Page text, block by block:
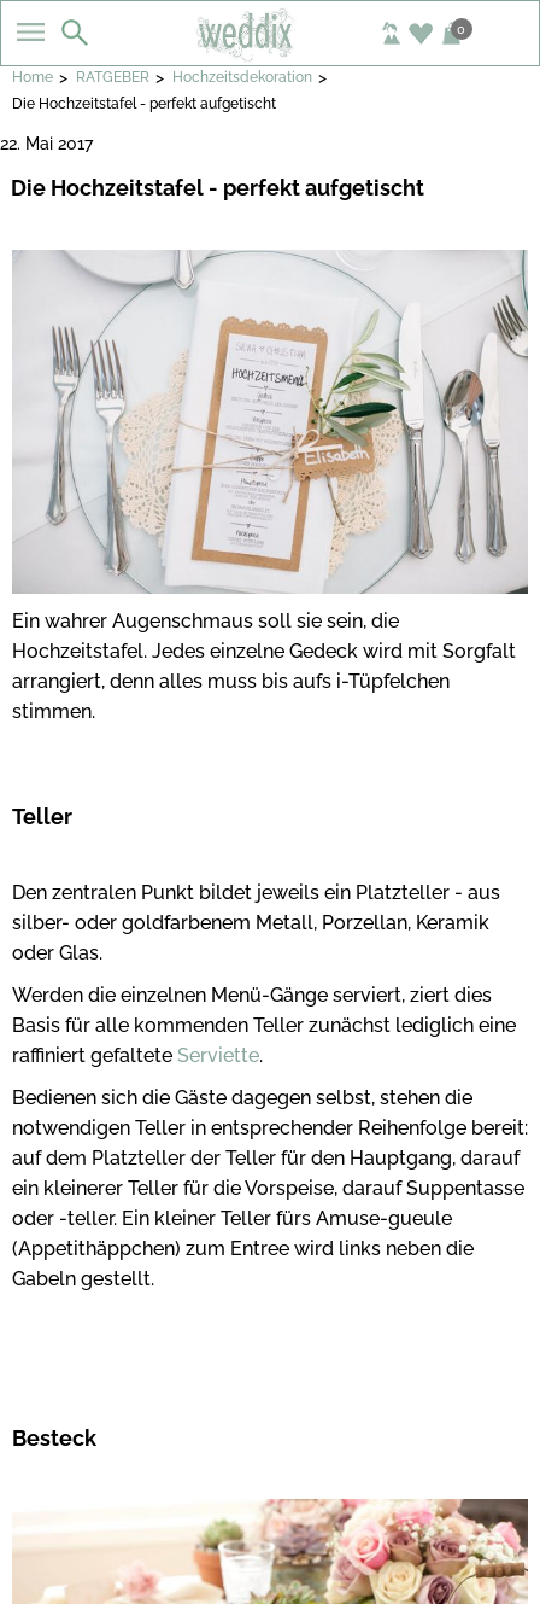
0
Home > RATGEBER > Hochzeitsdekoration >
Die Hochzeitstafel - perfekt aufgetischt
22. Mai 2017
Die Hochzeitstafel - perfekt aufgetischt
Ein wahrer Augenschmaus soll sie sein, die
Hochzeitstafel. Jedes einzelne Gedeck wird mit Sorgfalt
arrangiert, denn alles muss bis aufs i-Tüpfelchen
stimmen.
Teller
Den zentralen Punkt bildet jeweils ein Platzteller - aus
silber- oder goldfarbenem Metall, Porzellan, Keramik
oder Glas.
Werden die einzelnen Menü-Gänge serviert, ziert dies
Basis für alle kommenden Teller zunächst lediglich eine
raffiniert gefaltete Serviette.
Bedienen sich die Gäste dagegen selbst, stehen die
notwendigen Teller in entsprechender Reihenfolge bereit:
auf dem Platzteller der Teller für den Hauptgang, darauf
ein kleinerer Teller für die Vorspeise, darauf Suppentasse
oder -teller. Ein kleiner Teller fürs Amuse-gueule
(Appetithäppchen) zum Entree wird links neben die
Gabeln gestellt.
Besteck